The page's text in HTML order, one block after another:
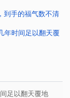
到手的福气数不清
年时间足以翻天覆
足以翻天覆地